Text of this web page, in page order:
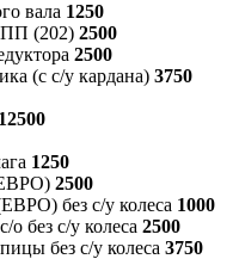
вала 1250
(202) 2500
2500
(с с/у кардана) 3750
12500
1250
2500
без с/у колеса 1000
о без с/у колеса 2500
без с/у колеса 3750